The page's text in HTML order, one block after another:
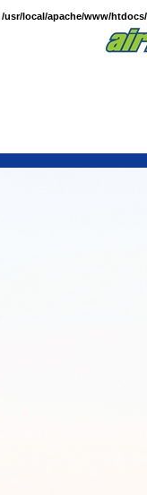
/usr/local/apache/www/